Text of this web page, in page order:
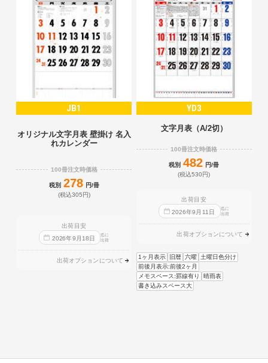
JB1
オリジナル文字月表 壁掛け 名入
れカレンダー
100冊注文時価格
税別 278 円/冊
(税込305円)
出荷目安
2026年9 月 18 日
迄に
出荷
出荷オプションについて
YD3
文字月表（A/2切）
100冊注文時価格
税別 482 円/冊
(税込530円)
出荷目安
2026年9 月 11 日
迄に
出荷
出荷オプションについて
1ヶ月表示 旧暦 六曜
土曜日色分け
前後月表示:前後2ヶ月
メモスペース:罫線有り
晴雨表
書き込みスペース大